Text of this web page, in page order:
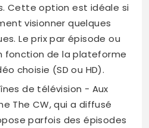
Cette option est idéale si
visionner quelques
Le prix par épisode ou
fonction de la plateforme
choisie (SD ou HD).
de télévision − Aux
The CW, qui a diffusé
parfois des épisodes